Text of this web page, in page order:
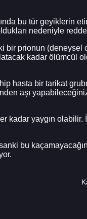
bu tür geyiklerin
nedeniyle
prionun (deneysel
kadar ölümcül
hasta bir tarikat
aşı
yaygın olabilir.
bu